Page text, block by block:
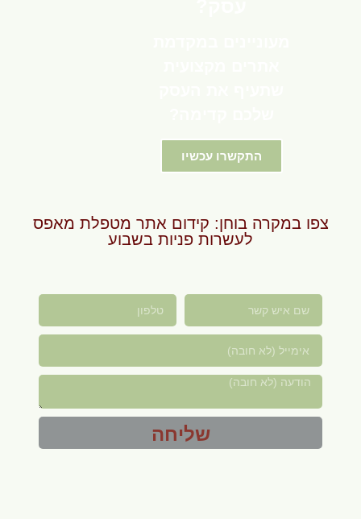
התקשרו עכשיו
צפו במקרה בוחן: קידום אתר מטפלת מאפס
לעשרות פניות בשבוע
שליחה